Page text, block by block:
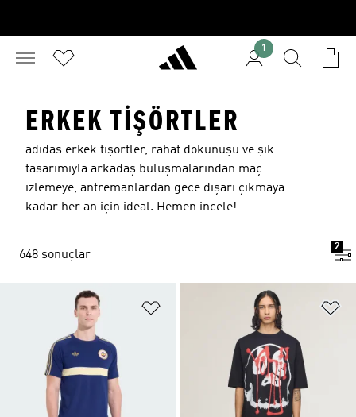
1
ERKEK TIŞÖRTLER
adidas erkek tişörtler, rahat dokunuşu ve şık
tasarımıyla arkadaş buluşmalarından maç
izlemeye, antremanlardan gece dışarı çıkmaya
kadar her an için ideal. Hemen incele!
648 sonuçlar
2
Favori Listesine Ekle